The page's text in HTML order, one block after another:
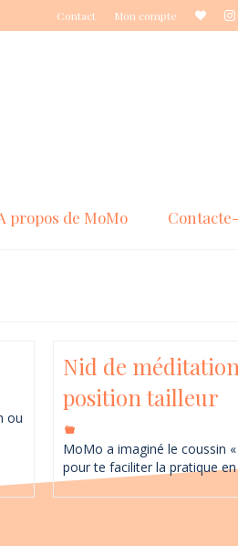
Contact Mon compte
propos de MoMo
ou
Nid de
position tailleur
MoMo a imaginé le coussin
pour te faciliter la pratique